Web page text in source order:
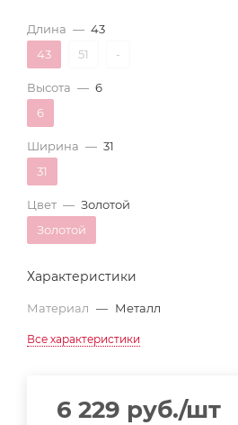
Длина — 43
43
51 -
Высота — 6
6
Ширина — 31
31
Цвет — Золотой
Золотой
Характеристики
Материал — Металл
Все характеристики
6 229 руб./шт